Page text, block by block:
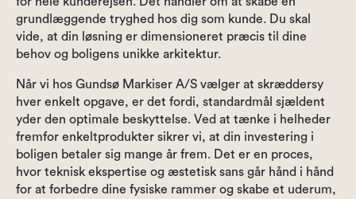
grundlæggende tryghed hos dig som kunde. Du skal
vide, at din løsning er dimensioneret præcis til dine
behov og boligens unikke arkitektur.
Når vi hos Gundsø Markiser A/S vælger at skræddersy
hver enkelt opgave, er det fordi, standardmål sjældent
yder den optimale beskyttelse. Ved at tænke i helheder
fremfor enkeltprodukter sikrer vi, at din investering i
boligen betaler sig mange år frem. Det er en proces,
hvor teknisk ekspertise og æstetisk sans går hånd i hånd
for at forbedre dine fysiske rammer og skabe et uderum,